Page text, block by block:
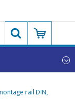
rail DIN,